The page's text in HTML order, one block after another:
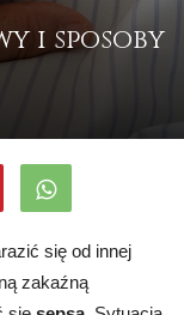
i sposoby
się od innej
zakaźną